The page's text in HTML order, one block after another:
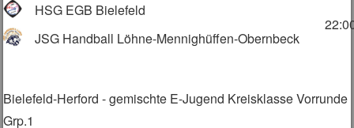
HSG EGB Bielefeld
JSG Handball Löhne-Mennighüffen-Obernbeck
Bielefeld-Herford - gemischte E-Jugend Kreisklasse Vorrunde
Grp.1